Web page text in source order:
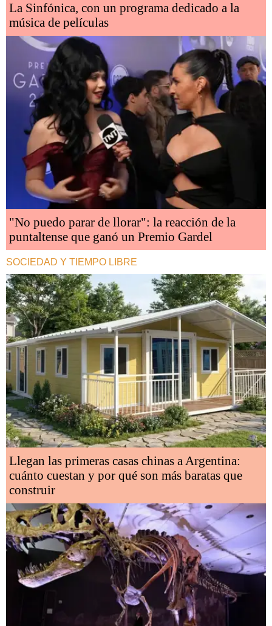
La Sinfónica, con un programa dedicado a la
música de películas
"No puedo parar de llorar": la reacción de la
puntaltense que ganó un Premio Gardel
SOCIEDAD Y TIEMPO LIBRE
Llegan las primeras casas chinas a Argentina:
cuánto cuestan y por qué son más baratas que
construir